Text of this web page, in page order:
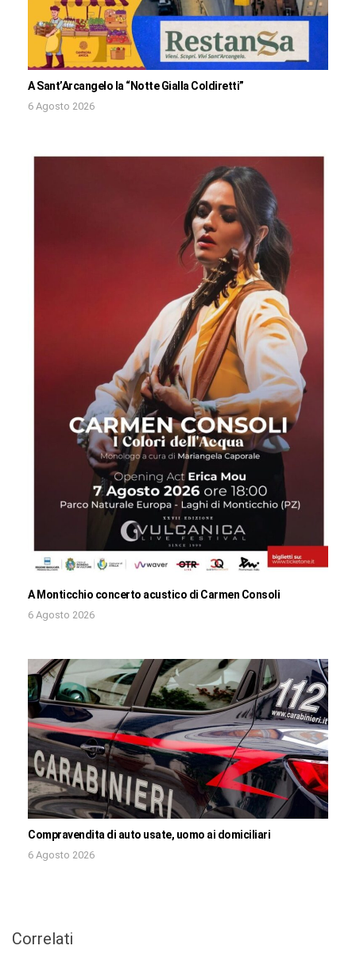
A Sant’Arcangelo la “Notte Gialla Coldiretti”
6 Agosto 2026
A Monticchio concerto acustico di Carmen Consoli
6 Agosto 2026
Compravendita di auto usate, uomo ai domiciliari
6 Agosto 2026
Correlati